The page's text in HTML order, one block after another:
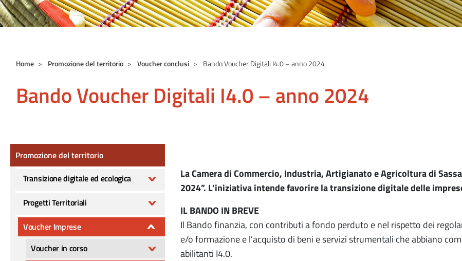
Home Promozione del territorio Voucher conclusi Bando Voucher Digitali I4.0 – anno 2024
Bando Voucher Digitali I4.0 – anno 2024
La Camera di Commercio, Industria, Artigianato e Agricoltura di
2024”. L’iniziativa intende favorire la transizione digitale delle
IL BANDO IN BREVE
Il Bando finanzia, con contributi a fondo perduto e nel rispetto dei
e/o formazione e l’acquisto di beni e servizi strumentali che abbiano
abilitanti I4.0.
Promozione del territorio
Promozione del territorio
Transizione digitale ed ecologica
Progetti Territoriali
Voucher Imprese
Voucher in corso